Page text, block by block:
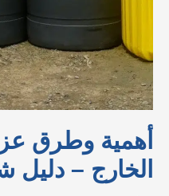
أهمية وطرق
الخارج – دليل